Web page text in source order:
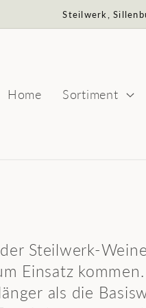
Steilwerk,
Home Sortiment
Steilwerk-
Einsatz
als die